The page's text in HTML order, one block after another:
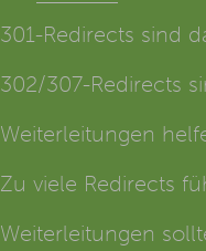
301-Redirects sind
302/307-Redirects
Weiterleitungen
Zu viele Redirects
Weiterleitungen